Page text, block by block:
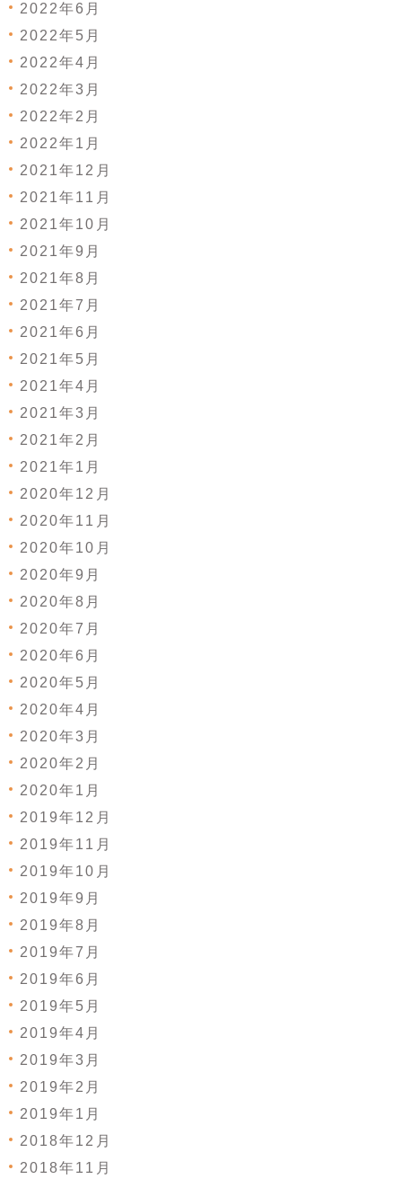
2022年6月
2022年5月
2022年4月
2022年3月
2022年2月
2022年1月
2021年12月
2021年11月
2021年10月
2021年9月
2021年8月
2021年7月
2021年6月
2021年5月
2021年4月
2021年3月
2021年2月
2021年1月
2020年12月
2020年11月
2020年10月
2020年9月
2020年8月
2020年7月
2020年6月
2020年5月
2020年4月
2020年3月
2020年2月
2020年1月
2019年12月
2019年11月
2019年10月
2019年9月
2019年8月
2019年7月
2019年6月
2019年5月
2019年4月
2019年3月
2019年2月
2019年1月
2018年12月
2018年11月